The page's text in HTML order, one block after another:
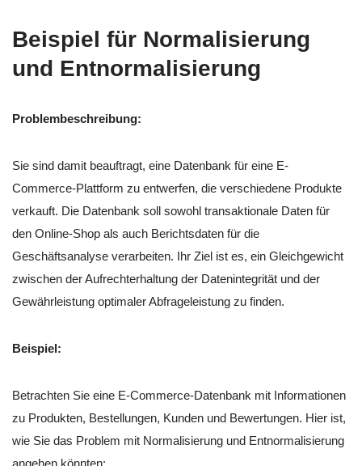
Beispiel für Normalisierung
und Entnormalisierung
Problembeschreibung:
Sie sind damit beauftragt, eine Datenbank für eine E-
Commerce-Plattform zu entwerfen, die verschiedene Produkte
verkauft. Die Datenbank soll sowohl transaktionale Daten für
den Online-Shop als auch Berichtsdaten für die
Geschäftsanalyse verarbeiten. Ihr Ziel ist es, ein Gleichgewicht
zwischen der Aufrechterhaltung der Datenintegrität und der
Gewährleistung optimaler Abfrageleistung zu finden.
Beispiel:
Betrachten Sie eine E-Commerce-Datenbank mit Informationen
zu Produkten, Bestellungen, Kunden und Bewertungen. Hier ist,
wie Sie das Problem mit Normalisierung und Entnormalisierung